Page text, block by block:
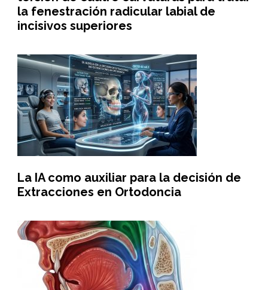
la fenestración radicular labial de
incisivos superiores
La IA como auxiliar para la decisión de
Extracciones en Ortodoncia